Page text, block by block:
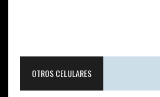
OTROS CELULARES